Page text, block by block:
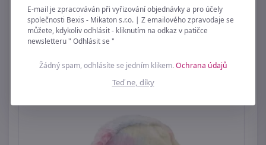
Dětská kabelka crossbody 17x21 cm
E-mail je zpracováván při vyřizování objednávky a pro účely
společnosti Bexis - Mikaton s.r.o. | Z emailového zpravodaje se
můžete, kdykoliv odhlásit - kliknutím na odkaz v patičce
newsletteru " Odhlásit se "
Žádný spam, odhlásíte se jedním klikem.Ochrana údajů
Teď ne, díky